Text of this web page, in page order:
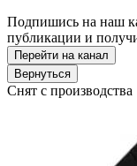
Подпишись на наш
публикации и
Снят с производства